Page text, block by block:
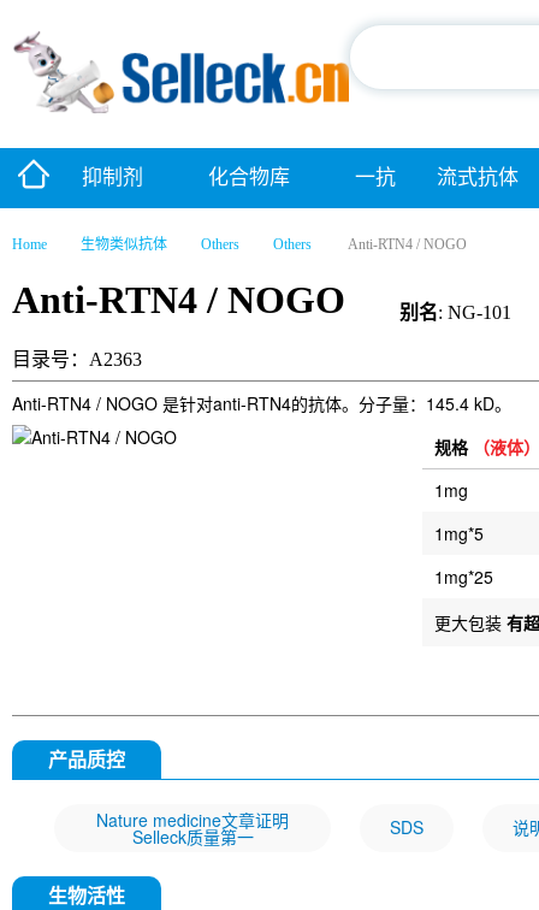
抑制剂 化合物库 一抗 流式抗体
Home 生物类似抗体 Others Others Anti-RTN4 / NOGO
Anti-RTN4 / NOGO 别名: NG-101
目录号：A2363
Anti-RTN4 / NOGO 是针对anti-RTN4的抗体。分子量：145.4 kD。
规格 （液体）
1mg
1mg*5
1mg*25
更大包装 有
产品质控
Nature medicine文章证明
Selleck质量第一 SDS 说
生物活性